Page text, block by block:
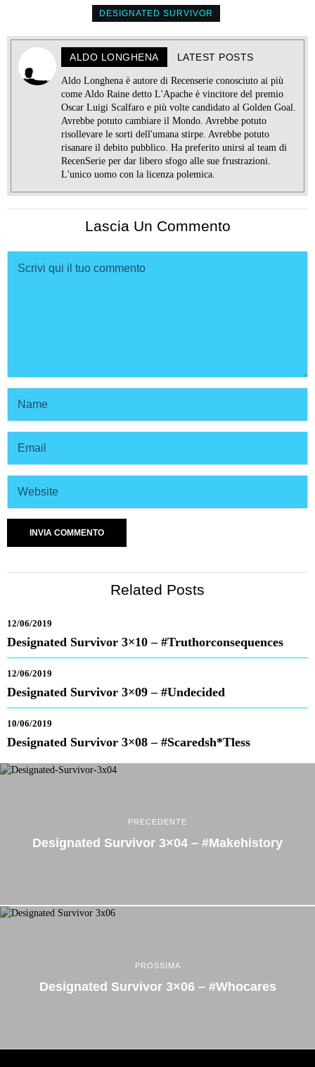
DESIGNATED SURVIVOR
ALDO LONGHENA LATEST POSTS
Aldo Longhena è autore di Recenserie conosciuto ai più
come Aldo Raine detto L'Apache è vincitore del premio
Oscar Luigi Scalfaro e più volte candidato al Golden Goal.
Avrebbe potuto cambiare il Mondo. Avrebbe potuto
risollevare le sorti dell'umana stirpe. Avrebbe potuto
risanare il debito pubblico. Ha preferito unirsi al team di
RecenSerie per dar libero sfogo alle sue frustrazioni.
L'unico uomo con la licenza polemica.
Lascia Un Commento
Related Posts
12/06/2019
Designated Survivor 3×10 – #truthorconsequences
12/06/2019
Designated Survivor 3×09 – #undecided
10/06/2019
Designated Survivor 3×08 – #scaredsh*tless
PRECEDENTE
Designated Survivor 3×04 – #makehistory
PROSSIMA
Designated Survivor 3×06 – #whocares